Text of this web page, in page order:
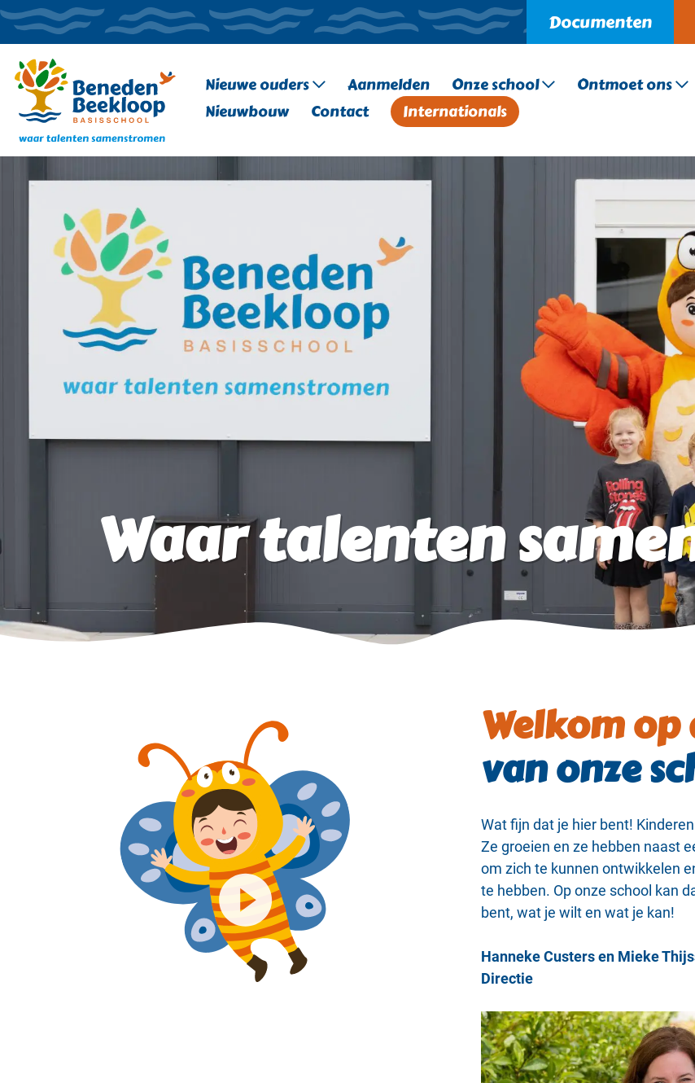
Documenten
Nieuwe ouders Aanmelden Onze school Ontmoet ons
Nieuwbouw
Contact Internationals
Waar talenten
Welkom op
van onze
Wat fijn dat je hier bent!
Ze groeien en ze hebben naast
om zich te kunnen ontwikkelen
te hebben. Op onze school kan
bent, wat je wilt en wat je kan!
Hanneke Custers en Mieke
Directie